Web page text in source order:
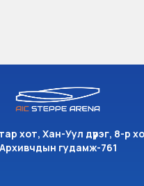
хот, Хан-Уул дүүрэг, 8-р
Архивчдын гудамж-761